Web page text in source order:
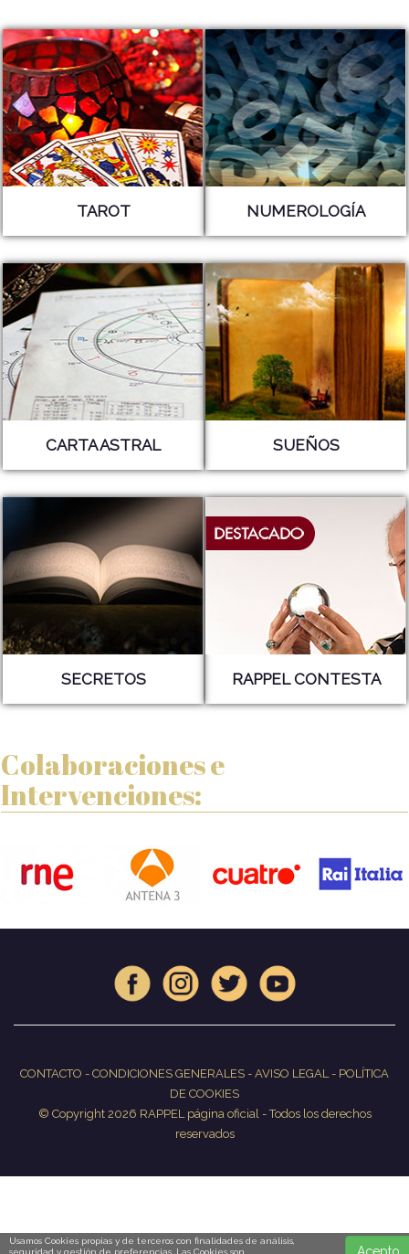
TAROT NUMEROLOGÍA
CARTA ASTRAL SUEÑOS
SECRETOS RAPPEL CONTESTA
Colaboraciones e
Intervenciones:
CONTACTO - CONDICIONES GENERALES - AVISO LEGAL- POLÍTICA
DE COOKIES
© Copyright 2026 RAPPEL página oficial - Todos los derechos
reservados
Usamos Cookies propias y de terceros con finalidades de análisis,
seguridad y gestión de preferencias. Las Cookies son